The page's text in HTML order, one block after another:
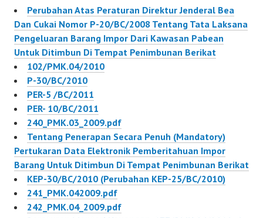
Perubahan Atas Peraturan Direktur Jenderal Bea
Dan Cukai Nomor P-20/BC/2008 Tentang Tata Laksana
Pengeluaran Barang Impor Dari Kawasan Pabean
Untuk Ditimbun Di Tempat Penimbunan Berikat
102/PMK.04/2010
P-30/BC/2010
PER-5 /BC/2011
PER- 10/BC/2011
240_PMK.03_2009.pdf
Tentang Penerapan Secara Penuh (Mandatory)
Pertukaran Data Elektronik Pemberitahuan Impor
Barang Untuk Ditimbun Di Tempat Penimbunan Berikat
KEP-30/BC/2010 (Perubahan KEP-25/BC/2010)
241_PMK.042009.pdf
242_PMK.04_2009.pdf